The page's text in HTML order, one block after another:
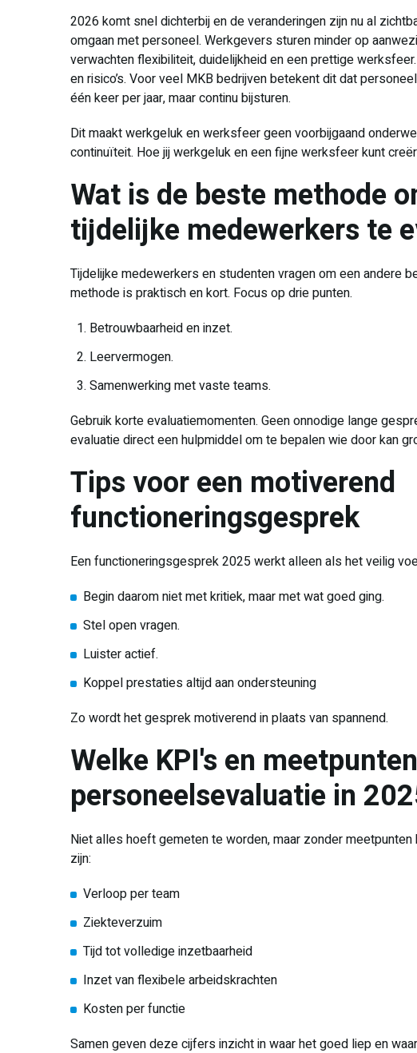
2026 komt snel dichterbij en de veranderingen zijn nu al
omgaan met personeel. Werkgevers sturen minder op
verwachten flexibiliteit, duidelijkheid en een prettige
en risico’s. Voor veel MKB bedrijven betekent dit dat
één keer per jaar, maar continu bijsturen.
Dit maakt werkgeluk en werksfeer geen voorbijgaand
continuïteit. Hoe jij werkgeluk en een fijne werksfeer kunt
Wat is de beste methode
tijdelijke medewerkers te
Tijdelijke medewerkers en studenten vragen om een andere
methode is praktisch en kort. Focus op drie punten.
Betrouwbaarheid en inzet.
Leervermogen.
Samenwerking met vaste teams.
Gebruik korte evaluatiemomenten. Geen onnodige lange
evaluatie direct een hulpmiddel om te bepalen wie door kan
Tips voor een motiverend
functioneringsgesprek
Een functioneringsgesprek 2025 werkt alleen als het veilig
Begin daarom niet met kritiek, maar met wat goed ging.
Stel open vragen.
Luister actief.
Koppel prestaties altijd aan ondersteuning
Zo wordt het gesprek motiverend in plaats van spannend.
Welke KPI's en
personeelsevaluatie in
Niet alles hoeft gemeten te worden, maar zonder
zijn:
Verloop per team
Ziekteverzuim
Tijd tot volledige inzetbaarheid
Inzet van flexibele arbeidskrachten
Kosten per functie
Samen geven deze cijfers inzicht in waar het goed liep en